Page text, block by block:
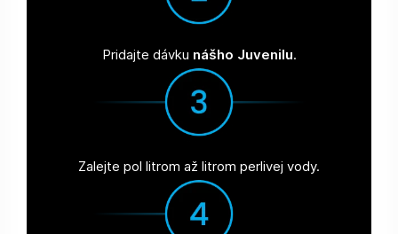
Pridajte dávku nášho Juvenilu.
Zalejte pol litrom až litrom perlivej vody.